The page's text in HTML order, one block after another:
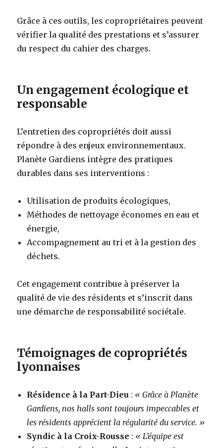
Grâce à ces outils, les copropriétaires peuvent
vérifier la qualité des prestations et s’assurer
du respect du cahier des charges.
Un engagement écologique et
responsable
L’entretien des copropriétés doit aussi
répondre à des enjeux environnementaux.
Planète Gardiens intègre des pratiques
durables dans ses interventions :
Utilisation de produits écologiques,
Méthodes de nettoyage économes en eau et
énergie,
Accompagnement au tri et à la gestion des
déchets.
Cet engagement contribue à préserver la
qualité de vie des résidents et s’inscrit dans
une démarche de responsabilité sociétale.
Témoignages de copropriétés
lyonnaises
Résidence à la Part-Dieu : « Grâce à Planète
Gardiens, nos halls sont toujours impeccables et
les résidents apprécient la régularité du service. »
Syndic à la Croix-Rousse : « L’équipe est